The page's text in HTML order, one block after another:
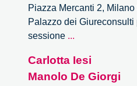
Piazza Mercanti 2,
Palazzo dei Giureconsulti
sessione ...
–
4/9
Carlotta Iesi
Manolo De Giorgi